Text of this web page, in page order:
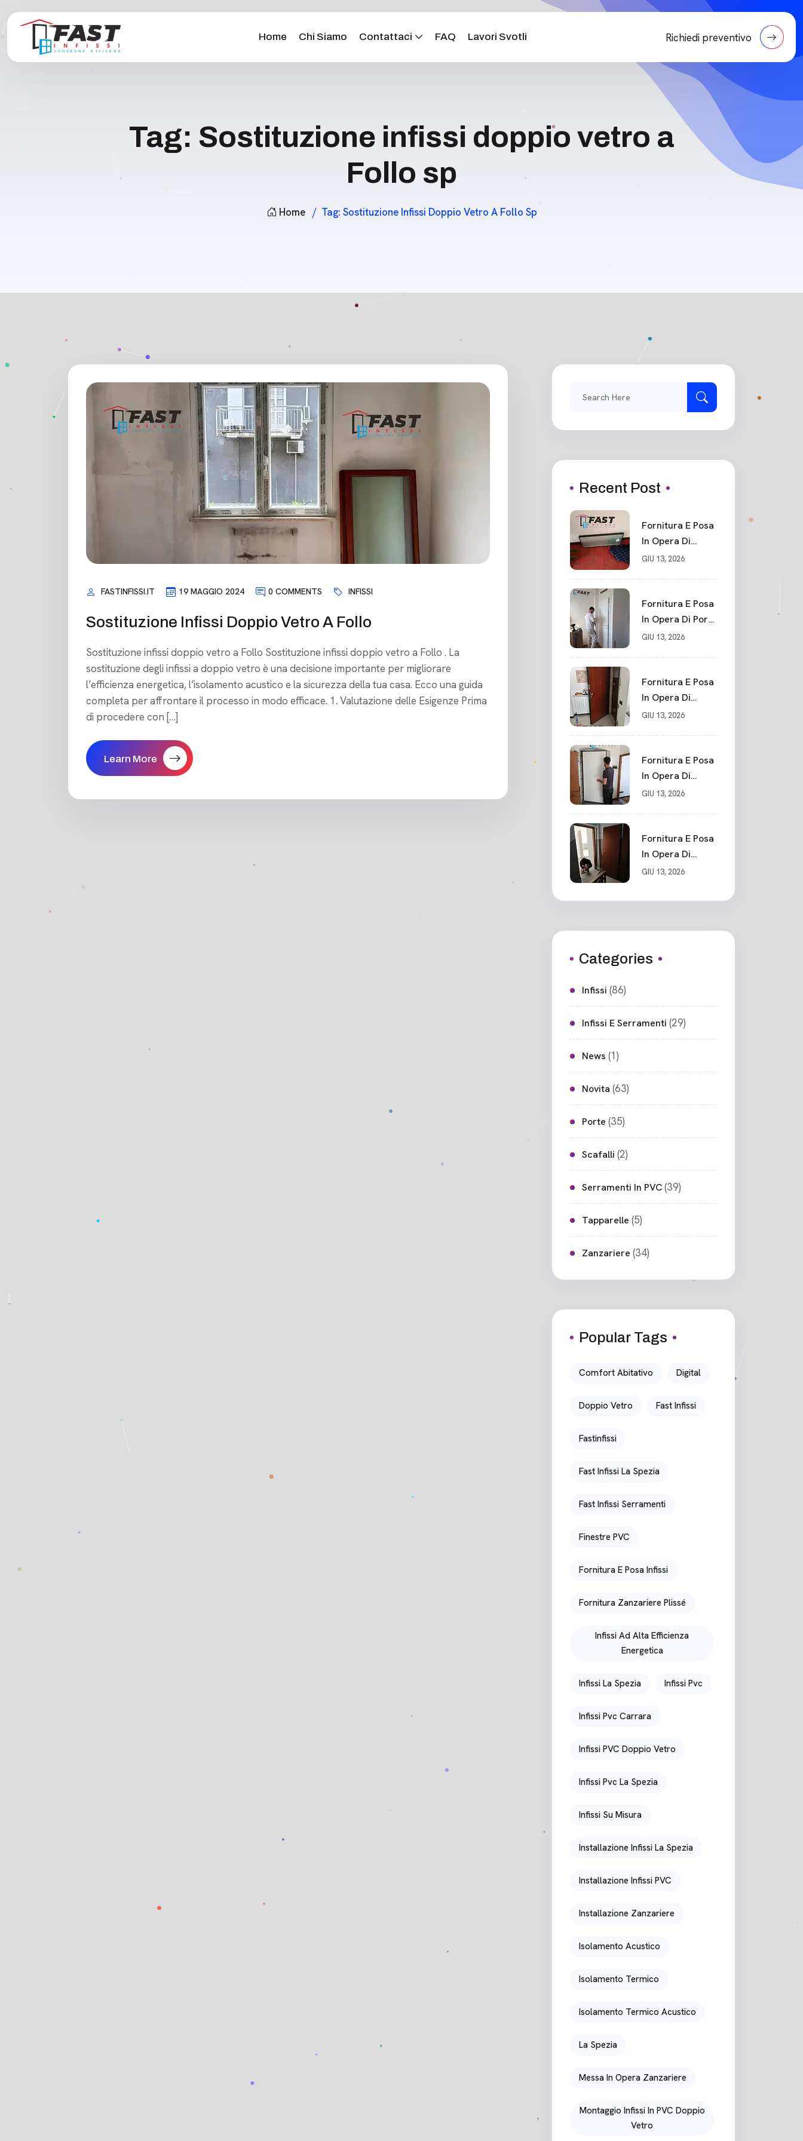
Home Chi Siamo Contattaci FAQ Lavori Svotli Richiedi preventivo
Tag: Sostituzione infissi doppio vetro a
Follo sp
Home Tag: Sostituzione Infissi Doppio Vetro A Follo Sp
FASTINFISSI.IT 19 MAGGIO 2024 0 COMMENTS INFISSI
Sostituzione Infissi Doppio Vetro A Follo
Sostituzione infissi doppio vetro a Follo​ Sostituzione infissi doppio vetro a Follo . La
sostituzione degli infissi a doppio vetro è una decisione importante per migliorare
l’efficienza energetica, l’isolamento acustico e la sicurezza della tua casa. Ecco una guida
completa per affrontare il processo in modo efficace. 1. Valutazione delle Esigenze Prima
di procedere con […]
Learn More
Recent Post
Fornitura E Posa
In Opera Di
Portone Blindato
Blindato
Spessore 44 Mm
Serratura
GIU 13, 2026
Fornitura E Posa
In Opera Di Porte
Interne Sarzana
GIU 13, 2026
Fornitura E Posa
In Opera Di
Nuovo Portone
GIU 13, 2026
Fornitura E Posa
In Opera Di
Nuovo Portone
Cadimare
GIU 13, 2026
Fornitura E Posa
In Opera Di
Nuovo Portone
Ceparana
GIU 13, 2026
Categories
Infissi (86)
Infissi E Serramenti (29)
News (1)
Novita (63)
Porte (35)
Scafalli (2)
Serramenti In PVC(39)
Tapparelle (5)
Zanzariere (34)
Popular Tags
Comfort Abitativo Digital
Doppio Vetro Fast Infissi
Fastinfissi
Fast Infissi La Spezia
Fast Infissi Serramenti
Finestre PVC
Fornitura E Posa Infissi
Fornitura Zanzariere Plissé
Infissi Ad Alta Efficienza
Energetica
Infissi La Spezia Infissi Pvc
Infissi Pvc Carrara
Infissi PVC Doppio Vetro
Infissi Pvc La Spezia
Infissi Su Misura
Installazione Infissi La Spezia
Installazione Infissi PVC
Installazione Zanzariere
Isolamento Acustico
Isolamento Termico
Isolamento Termico Acustico
La Spezia
Messa In Opera Zanzariere
Montaggio Infissi In PVC Doppio
Vetro